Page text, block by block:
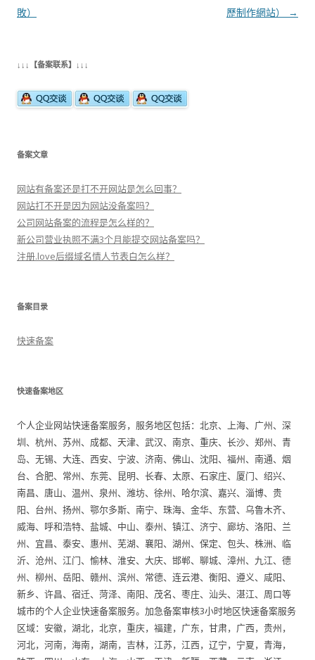
章
敗）
歷制作網站）
→
↓↓↓【备案联系】↓↓↓
备案文章
网站有备案还是打不开网站是怎么回事？
网站打不开是因为网站没备案吗？
公司网站备案的流程是怎么样的？
新公司营业执照不满3个月能提交网站备案吗？
注册.love后缀域名情人节表白怎么样？
备案目录
快速备案
快速备案地区
个人企业网站快速备案服务，服务地区包括：北京、上海、广州、深
圳、杭州、苏州、成都、天津、武汉、南京、重庆、长沙、郑州、青
岛、无锡、大连、西安、宁波、济南、佛山、沈阳、福州、南通、烟
台、合肥、常州、东莞、昆明、长春、太原、石家庄、厦门、绍兴、
南昌、唐山、温州、泉州、潍坊、徐州、哈尔滨、嘉兴、淄博、贵
阳、台州、扬州、鄂尔多斯、南宁、珠海、金华、东营、乌鲁木齐、
威海、呼和浩特、盐城、中山、泰州、镇江、济宁、廊坊、洛阳、兰
州、宜昌、泰安、惠州、芜湖、襄阳、湖州、保定、包头、株洲、临
沂、沧州、江门、愉林、淮安、大庆、邯郸、聊城、漳州、九江、德
州、柳州、岳阳、赣州、滨州、常德、连云港、衡阳、遵义、咸阳、
新乡、许昌、宿迁、菏泽、南阳、茂名、枣庄、汕头、湛江、周口等
城市的个人企业快速备案服务。加急备案审核3小时地区快速备案服务
区域：安徽，湖北，北京，重庆，福建，广东，甘肃，广西，贵州，
河北，河南，海南，湖南，吉林，江苏，江西，辽宁，宁夏，青海，